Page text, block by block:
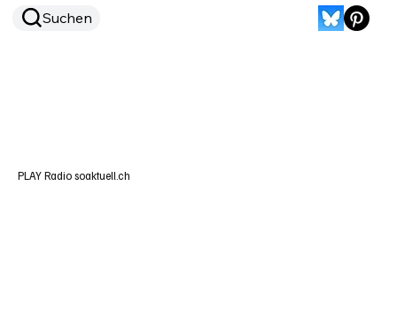
Suchen
PLAY Radio soaktuell.ch